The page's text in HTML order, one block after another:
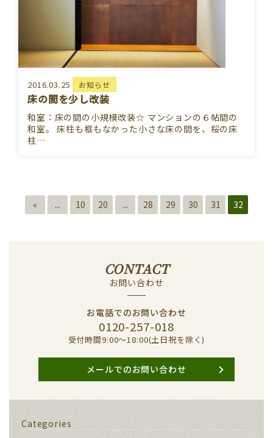
2016.03.25 お知らせ
床の間を少し改装
和室：床の間の小規模改装☆ マンションの６帖間の
和室。 床柱も框もなかった小さな床の間を、桜の床
柱…
« ... 10 20 ... 28 29 30 31 32
CONTACT
お問い合わせ
お電話でのお問い合わせ
0120-257-018
受付時間9:00〜18:00(土日祝を除く)
メールでのお問い合わせ
Categories